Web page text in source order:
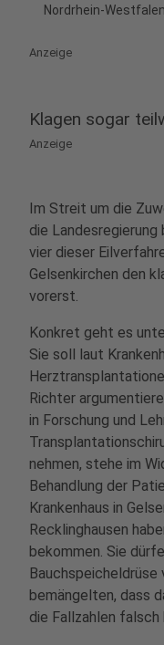
Nordrhein-
Anzeige
Klagen sogar
Anzeige
Im Streit um die
die
vier dieser
Gelsenkirchen den
vorerst.
Konkret geht es
Sie soll laut
Richter
in Forschung und
nehmen, stehe im
Behandlung der
Krankenhaus in
Recklinghausen
bekommen. Sie
Bauchspeicheldrüse
bemängelten, dass
die Fallzahlen